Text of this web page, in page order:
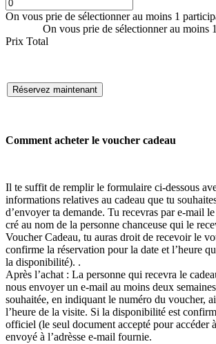
On vous prie de sélectionner au moins 1
On vous prie de sélectionner au moins
Prix Total
Réservez maintenant
Comment acheter le voucher cadeau
Il te suffit de remplir le formulaire ci-dessous
informations relatives au cadeau que tu
d’envoyer ta demande. Tu recevras par e-mail
cré au nom de la personne chanceuse qui le
Voucher Cadeau, tu auras droit de recevoir le
confirme la réservation pour la date et l’heure
la disponibilité). .
Après l’achat : La personne qui recevra le
nous envoyer un e-mail au moins deux
souhaitée, en indiquant le numéro du voucher,
l’heure de la visite. Si la disponibilité est
officiel (le seul document accepté pour accéder
envoyé à l’adrèsse e-mail fournie.